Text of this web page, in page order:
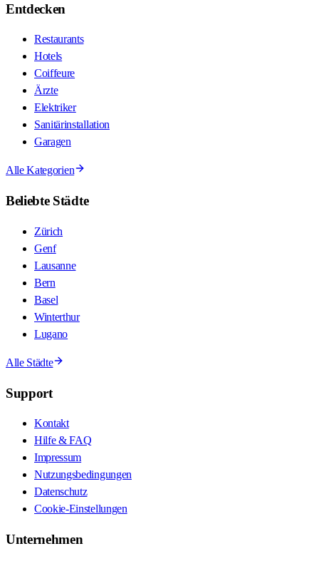
Entdecken
Restaurants
Hotels
Coiffeure
Ärzte
Elektriker
Sanitärinstallation
Garagen
Alle Kategorien
Beliebte Städte
Zürich
Genf
Lausanne
Bern
Basel
Winterthur
Lugano
Alle Städte
Support
Kontakt
Hilfe & FAQ
Impressum
Nutzungsbedingungen
Datenschutz
Cookie-Einstellungen
Unternehmen